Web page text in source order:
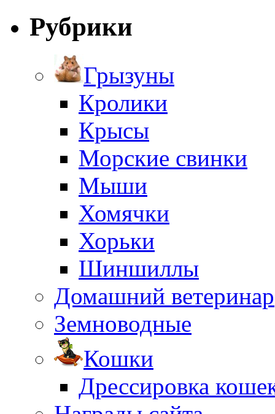
Рубрики
Грызуны
Кролики
Крысы
Морские свинки
Мыши
Хомячки
Хорьки
Шиншиллы
Домашний ветеринар
Земноводные
Кошки
Дрессировка